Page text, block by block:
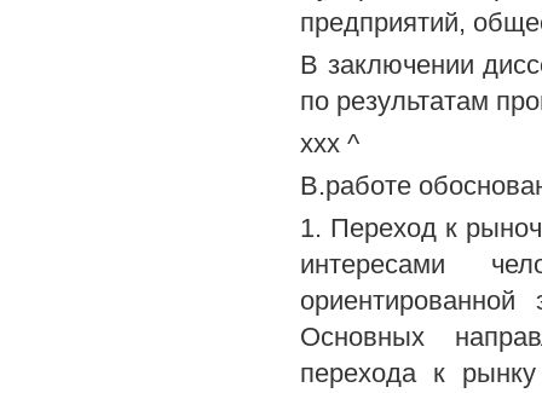
предприятий,
В заключении
по результатам
ххх ^
В.работе
1. Переход к
интересами
Основных
перехода к